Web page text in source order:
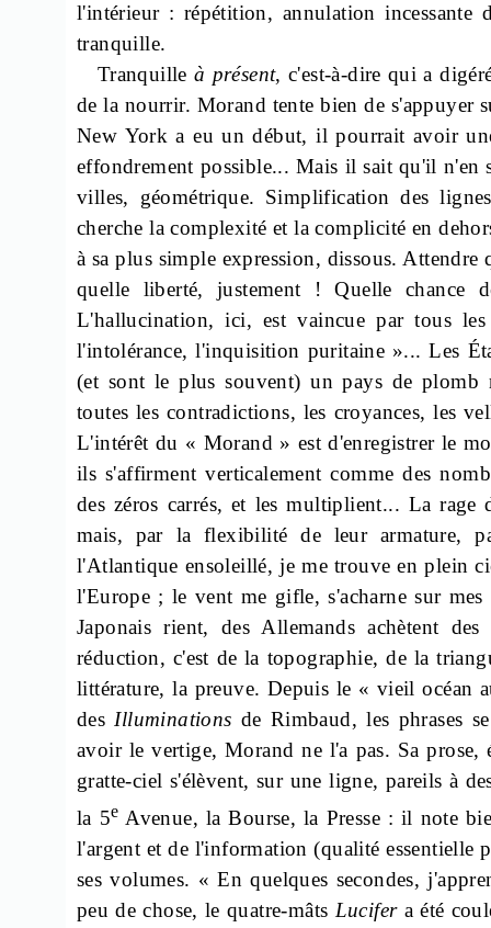
l'intérieur : répétition, annulation incessante
tranquille.
Tranquille à présent, c'est-à-dire qui a
de la nourrir. Morand tente bien de s'appuyer
New York a eu un début, il pourrait avoir
effondrement possible... Mais il sait qu'il n'en
villes, géométrique. Simplification des
cherche la complexité et la complicité en
à sa plus simple expression, dissous.
quelle liberté, justement ! Quelle
L'hallucination, ici, est vaincue par tous
l'intolérance, l'inquisition puritaine »... Les
(et sont le plus souvent) un pays de
toutes les contradictions, les croyances, les
L'intérêt du « Morand » est d'enregistrer le
ils s'affirment verticalement comme des
des zéros carrés, et les multiplient... La rage
mais, par la flexibilité de leur armature,
l'Atlantique ensoleillé, je me trouve en plein
l'Europe ; le vent me gifle, s'acharne sur mes
Japonais rient, des Allemands achètent
réduction, c'est de la topographie, de la
littérature, la preuve. Depuis le « vieil océan
desIlluminations de Rimbaud, les phrases
avoir le vertige, Morand ne l'a pas. Sa prose,
gratte-ciel s'élèvent, sur une ligne, pareils à
la 5e Avenue, la Bourse, la Presse : il note
l'argent et de l'information (qualité essentielle
ses volumes. « En quelques secondes,
peu de chose, le quatre-mâts Lucifera été